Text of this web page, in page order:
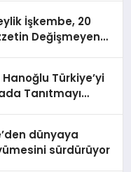
İşkembe, 20
Değişmeyen
Türkiye’yi
Tanıtmayı
dünyaya
sürdürüyor